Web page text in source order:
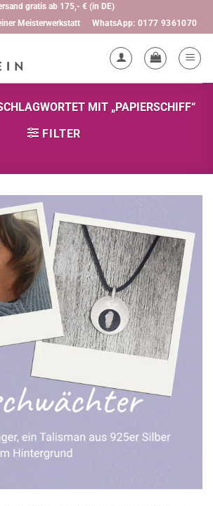
gratis ab 175,- € (in DE)
Meisterwerkstatt
WhatsApp: 0177 9361070
MIT „PAPIERSCHIFF“
FILTER